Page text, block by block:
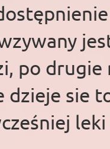
po
dzieje sie